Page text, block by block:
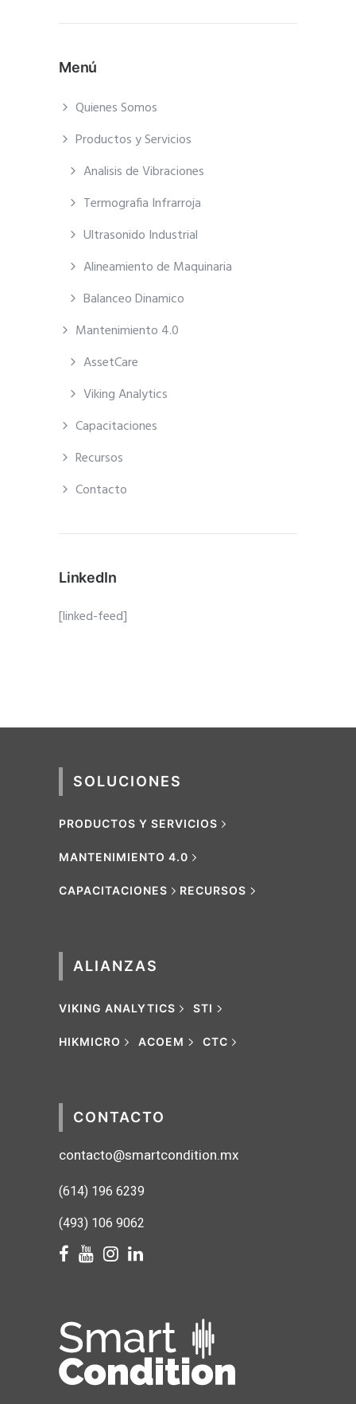
Menú
Quienes Somos
Productos y Servicios
Analisis de Vibraciones
Termografia Infrarroja
Ultrasonido Industrial
Alineamiento de Maquinaria
Balanceo Dinamico
Mantenimiento 4.0
AssetCare
Viking Analytics
Capacitaciones
Recursos
Contacto
LinkedIn
[linked-feed]
SOLUCIONES
PRODUCTOS Y SERVICIOS
MANTENIMIENTO 4.0
CAPACITACIONES RECURSOS
ALIANZAS
VIKING ANALYTICS STI
HIKMICRO ACOEM CTC
CONTACTO
contacto@smartcondition.mx
(614) 196 6239
(493) 106 9062